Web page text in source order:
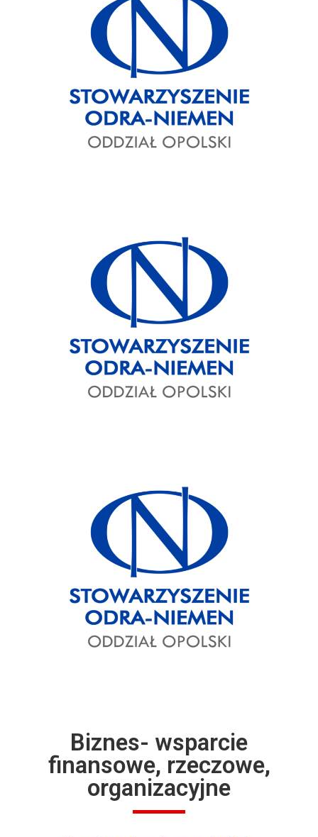
Biznes- wsparcie
finansowe, rzeczowe,
organizacyjne